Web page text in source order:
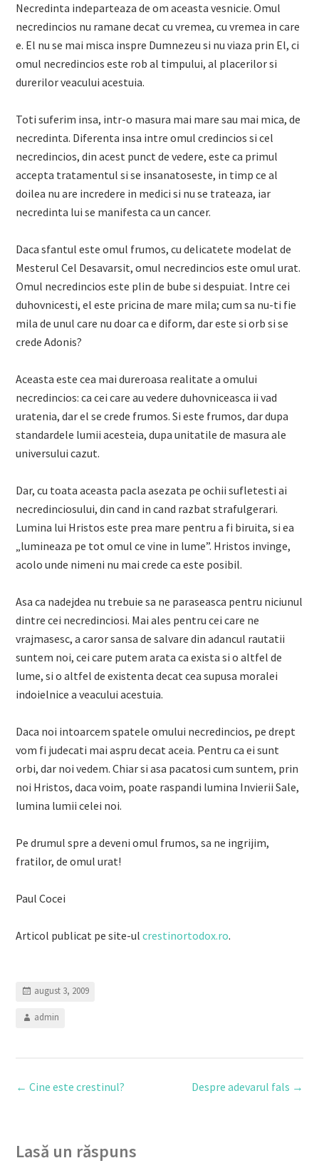
Necredinta indeparteaza de om aceasta vesnicie. Omul
necredincios nu ramane decat cu vremea, cu vremea in care
e. El nu se mai misca inspre Dumnezeu si nu viaza prin El, ci
omul necredincios este rob al timpului, al placerilor si
durerilor veacului acestuia.
Toti suferim insa, intr-o masura mai mare sau mai mica, de
necredinta. Diferenta insa intre omul credincios si cel
necredincios, din acest punct de vedere, este ca primul
accepta tratamentul si se insanatoseste, in timp ce al
doilea nu are incredere in medici si nu se trateaza, iar
necredinta lui se manifesta ca un cancer.
Daca sfantul este omul frumos, cu delicatete modelat de
Mesterul Cel Desavarsit, omul necredincios este omul urat.
Omul necredincios este plin de bube si despuiat. Intre cei
duhovnicesti, el este pricina de mare mila; cum sa nu-ti fie
mila de unul care nu doar ca e diform, dar este si orb si se
crede Adonis?
Aceasta este cea mai dureroasa realitate a omului
necredincios: ca cei care au vedere duhovniceasca ii vad
uratenia, dar el se crede frumos. Si este frumos, dar dupa
standardele lumii acesteia, dupa unitatile de masura ale
universului cazut.
Dar, cu toata aceasta pacla asezata pe ochii sufletesti ai
necredinciosului, din cand in cand razbat strafulgerari.
Lumina lui Hristos este prea mare pentru a fi biruita, si ea
„lumineaza pe tot omul ce vine in lume”. Hristos invinge,
acolo unde nimeni nu mai crede ca este posibil.
Asa ca nadejdea nu trebuie sa ne paraseasca pentru niciunul
dintre cei necredinciosi. Mai ales pentru cei care ne
vrajmasesc, a caror sansa de salvare din adancul rautatii
suntem noi, cei care putem arata ca exista si o altfel de
lume, si o altfel de existenta decat cea supusa moralei
indoielnice a veacului acestuia.
Daca noi intoarcem spatele omului necredincios, pe drept
vom fi judecati mai aspru decat aceia. Pentru ca ei sunt
orbi, dar noi vedem. Chiar si asa pacatosi cum suntem, prin
noi Hristos, daca voim, poate raspandi lumina Invierii Sale,
lumina lumii celei noi.
Pe drumul spre a deveni omul frumos, sa ne ingrijim,
fratilor, de omul urat!
Paul Cocei
Articol publicat pe site-ulcrestinortodox.ro.
august 3, 2009
admin
navigation
← Cine este crestinul? Despre adevarul fals →
Lasă un răspuns